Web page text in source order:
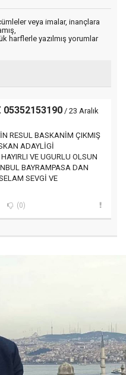
veya imalar, inançlara
harflerle yazılmış yorumlar
05352153190 / 23 Aralık
RESUL BASKANİM ÇIKMIŞ
ADAYLİGİ
VE UGURLU OLSUN
BAYRAMPASA DAN
SEVGİ VE
(0)